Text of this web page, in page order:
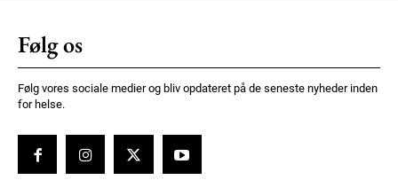
Følg os
Følg vores sociale medier og bliv opdateret på de seneste nyheder inden
for helse.